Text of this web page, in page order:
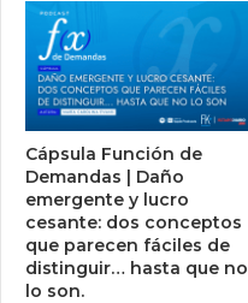
Cápsula Función de
Demandas | Daño
emergente y lucro
cesante: dos conceptos
que parecen fáciles de
distinguir… hasta que no
lo son.